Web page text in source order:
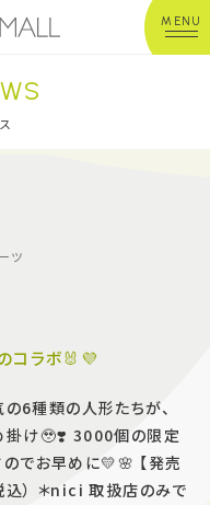
MENU
なる
ツ
コラボ🐰💜
6種類の人形たちが、
掛け🥹❣️ 3000個の限定
でお早めに💛🌸 【発売
込） ＊nici 取扱店のみで